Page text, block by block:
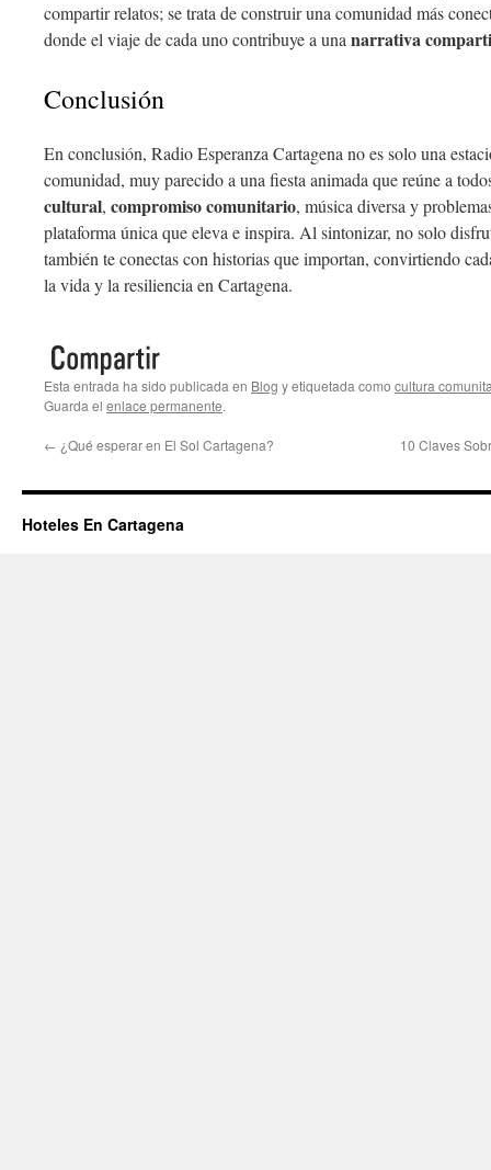
compartir relatos; se trata de construir una comunidad más
donde el viaje de cada uno contribuye a una narrativa
Conclusión
En conclusión, Radio Esperanza Cartagena no es solo una
comunidad, muy parecido a una fiesta animada que reúne a
cultural, compromiso comunitario, música diversa y
plataforma única que eleva e inspira. Al sintonizar, no solo
también te conectas con historias que importan, convirtiendo
la vida y la resiliencia en Cartagena.
Esta entrada ha sido publicada en Blog y etiquetada como cultura
Guarda el enlace permanente.
← ¿Qué esperar en El Sol Cartagena? 10 Claves
Hoteles En Cartagena